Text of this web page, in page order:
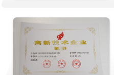
江门中心
广东省江门市蓬江区院
济南中心